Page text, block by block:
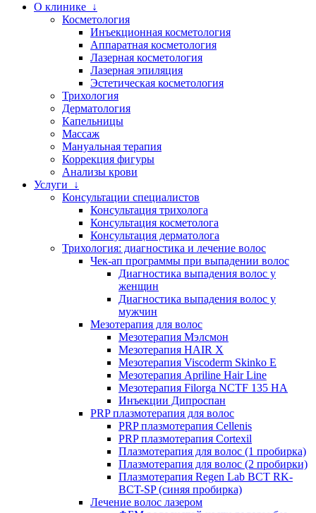
О клинике ↓
Косметология
Инъекционная косметология
Аппаратная косметология
Лазерная косметология
Лазерная эпиляция
Эстетическая косметология
Трихология
Дерматология
Капельницы
Массаж
Мануальная терапия
Коррекция фигуры
Анализы крови
Услуги ↓
Консультации специалистов
Консультация трихолога
Консультация косметолога
Консультация дерматолога
Трихология: диагностика и лечение волос
Чек-ап программы при выпадении волос
Диагностика выпадения волос у
женщин
Диагностика выпадения волос у
мужчин
Мезотерапия для волос
Мезотерапия Мэлсмон
Мезотерапия HAIR X
Мезотерапия Viscoderm Skinko E
Мезотерапия Apriline Hair Line
Мезотерапия Filorga NCTF 135 HA
Инъекции Дипроспан
PRP плазмотерапия для волос
PRP плазмотерапия Cellenis
PRP плазмотерапия Cortexil
Плазмотерапия для волос (1 пробирка)
Плазмотерапия для волос (2 пробирки)
Плазмотерапия Regen Lab BCT RK-
BCT-SP (синяя пробирка)
Лечение волос лазером